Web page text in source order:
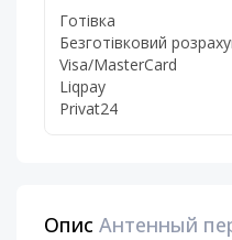
Готівка
Безготівковий
Visa/MasterCard
Liqpay
Privat24
Опис Антенный